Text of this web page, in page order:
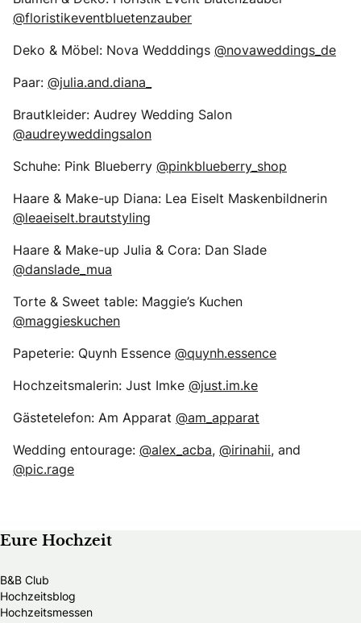
@floristikeventbluetenzauber
Deko & Möbel: Nova Wedddings @novaweddings_de
Paar: @julia.and.diana_
Brautkleider: Audrey Wedding Salon
@audreyweddingsalon
Schuhe: Pink Blueberry @pinkblueberry_shop
Haare & Make-up Diana: Lea Eiselt Maskenbildnerin
@leaeiselt.brautstyling
Haare & Make-up Julia & Cora: Dan Slade
@danslade_mua
Torte & Sweet table: Maggie’s Kuchen
@maggieskuchen
Papeterie: Quynh Essence @quynh.essence
Hochzeitsmalerin: Just Imke @just.im.ke
Gästetelefon: Am Apparat @am_apparat
Wedding entourage: @alex_acba, @irinahii, and
@pic.rage
Eure Hochzeit
B&B Club
Hochzeitsblog
Hochzeitsmessen